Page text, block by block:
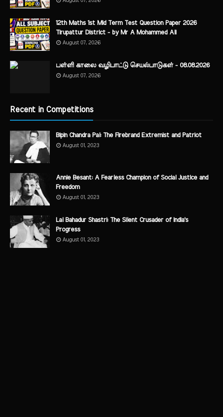
12th Maths 1st Mid Term Test Question Paper 2026
Tirupattur District - by Mr A Mohammed Ali
August 07, 2026
பள்ளி காலை வழிபாட்டு செயல்பாடுகள் - 08.08.2026
August 07, 2026
Recent in Competitions
Bipin Chandra Pal: The Firebrand Extremist and Patriot
August 01, 2023
Annie Besant: A Fearless Champion of Social Justice and
Freedom
August 01, 2023
Lal Bahadur Shastri: The Silent Crusader of India's
Progress
August 01, 2023